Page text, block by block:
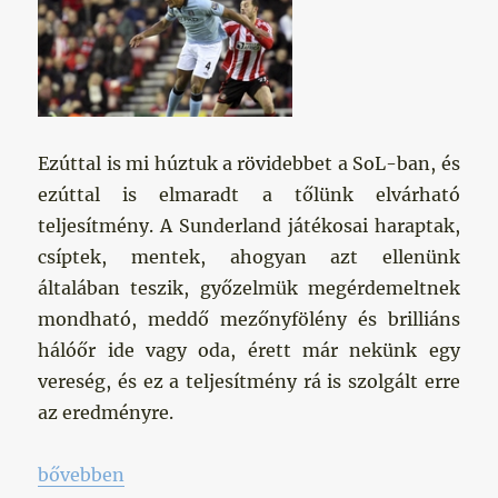
Ezúttal is mi húztuk a rövidebbet a SoL-ban, és
ezúttal is elmaradt a tőlünk elvárható
teljesítmény. A Sunderland játékosai haraptak,
csíptek, mentek, ahogyan azt ellenünk
általában teszik, győzelmük megérdemeltnek
mondható, meddő mezőnyfölény és brilliáns
hálóőr ide vagy oda, érett már nekünk egy
vereség, és ez a teljesítmény rá is szolgált erre
az eredményre.
„Kötelező vereség letudva”
bővebben